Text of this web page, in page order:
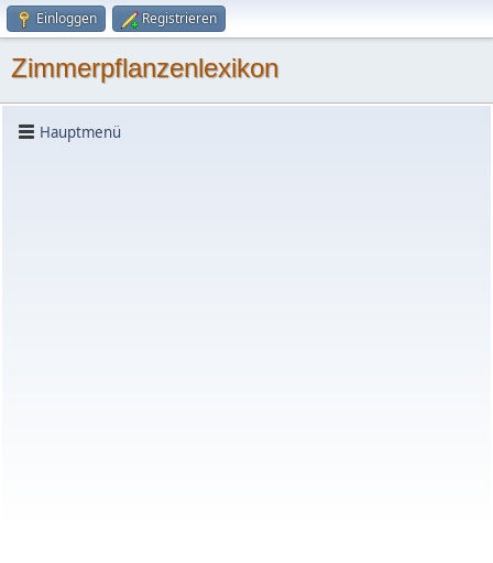
Einloggen Registrieren
Zimmerpflanzenlexikon
Hauptmenü